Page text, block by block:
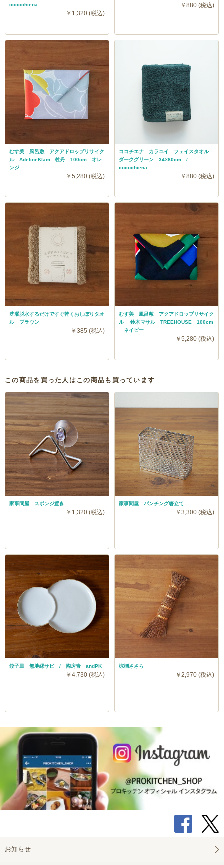
cocochiena
￥1,320 (税込)
￥880 (税込)
むす美 風呂敷 アクアドロップリサイク
ル AdelineKlam 牡丹 100cm オレ
ンジ
￥5,280 (税込)
ココチエナ カラユイ フェイスタオル
ダークグリーン 34×80cm /
cocochiena
￥880 (税込)
洗濯脱水するだけですぐ乾くおしぼりタオ
ル ブラウン
￥385 (税込)
むす美 風呂敷 アクアドロップリサイク
ル 鈴木マサル TREEHOUSE 100cm
ネイビー
￥5,280 (税込)
この商品を買った人はこの商品も買っています
家事問屋 スポンジ置き
￥1,320 (税込)
家事問屋 パンチング箸立て
￥3,300 (税込)
餃子皿 無地縁サビ / 陶房青 andPK
￥4,730 (税込)
棕櫚ささら
￥2,970 (税込)
お知らせ